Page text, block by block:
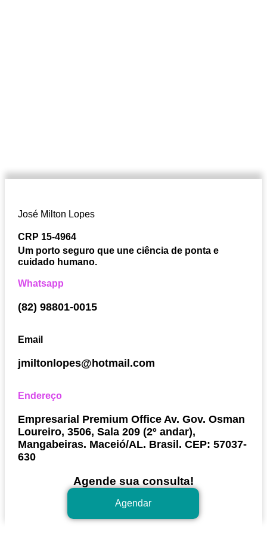
José Milton Lopes​
CRP 15-4964
Um porto seguro que une ciência de ponta e
cuidado humano.
Whatsapp
(82) 98801-0015
Email
jmiltonlopes@hotmail.com
Endereço
Empresarial Premium Office Av. Gov. Osman
Loureiro, 3506, Sala 209 (2º andar),
Mangabeiras. Maceió/AL. Brasil. CEP: 57037-
630
Agende sua consulta!
Agendar